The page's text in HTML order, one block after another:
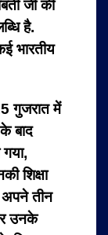
जी की
है.
भारतीय
गुजरात में
बाद
शिक्षा
अपने तीन
उनके